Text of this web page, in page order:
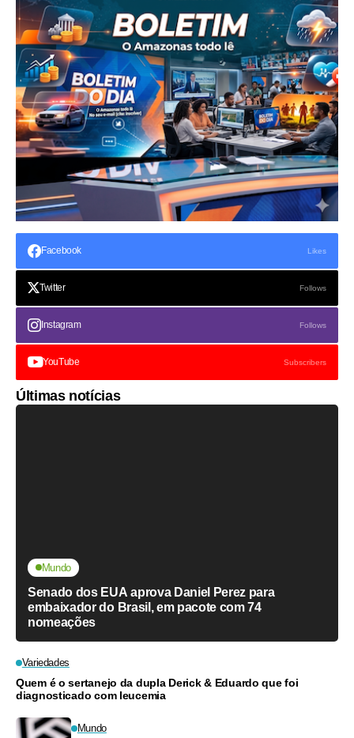
Facebook Likes
Twitter Follows
Instagram Follows
YouTube Subscribers
Últimas notícias
Mundo
Senado dos EUA aprova Daniel Perez para
embaixador do Brasil, em pacote com 74
nomeações
Variedades
Quem é o sertanejo da dupla Derick & Eduardo que foi
diagnosticado com leucemia
Mundo